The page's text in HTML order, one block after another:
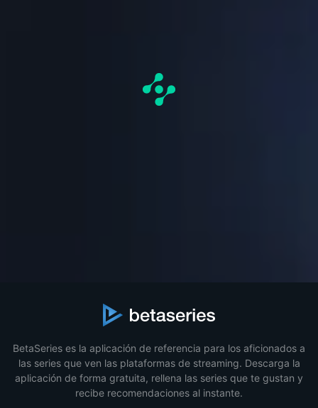
BetaSeries es la aplicación de referencia para los aficionados a
las series que ven las plataformas de streaming. Descarga la
aplicación de forma gratuita, rellena las series que te gustan y
recibe recomendaciones al instante.